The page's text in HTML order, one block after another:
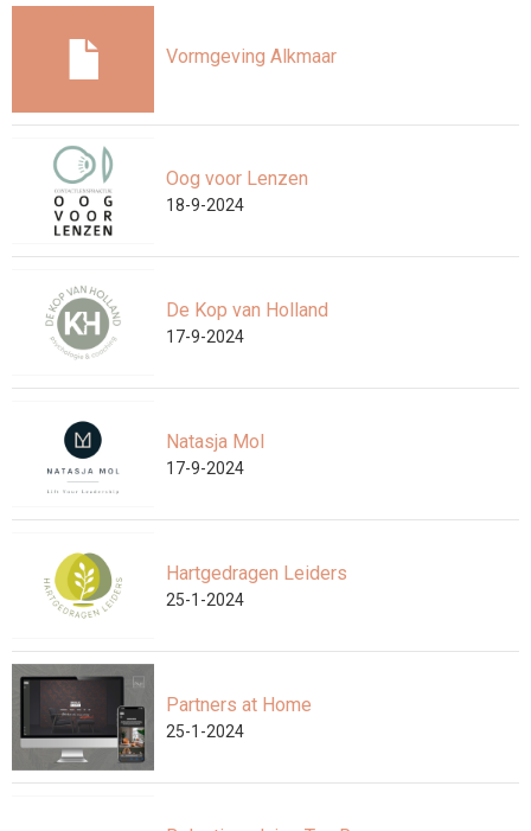
Vormgeving Alkmaar
Oog voor Lenzen
18-9-2024
De Kop van Holland
17-9-2024
Natasja Mol
17-9-2024
Hartgedragen Leiders
25-1-2024
Partners at Home
25-1-2024